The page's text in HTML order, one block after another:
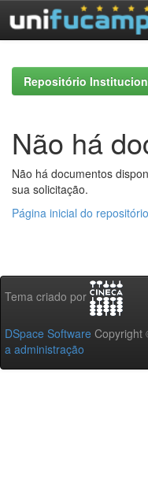
navigationRepositório
Não há
Não há documentos
sua solicitação.
Página inicial do repositório
Tema criado por
DSpace Software Copyright
a administração